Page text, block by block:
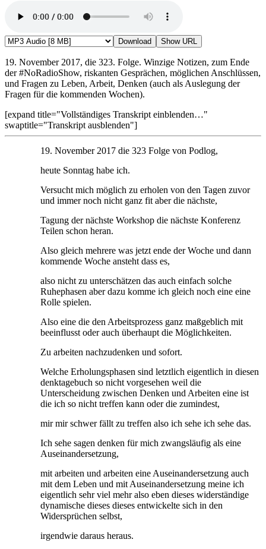
Download Show URL
19. November 2017, die 323. Folge. Winzige Notizen, zum Ende
der #NoRadioShow, riskanten Gesprächen, möglichen Anschlüssen,
und Fragen zu Leben, Arbeit, Denken (auch als Auslegung der
Fragen für die kommenden Wochen).
[expand title="Vollständiges Transkript einblenden…"
swaptitle="Transkript ausblenden"]
19. November 2017 die 323 Folge von Podlog,
heute Sonntag habe ich.
Versucht mich möglich zu erholen von den Tagen zuvor
und immer noch nicht ganz fit aber die nächste,
Tagung der nächste Workshop die nächste Konferenz
Teilen schon heran.
Also gleich mehrere was jetzt ende der Woche und dann
kommende Woche ansteht dass es,
also nicht zu unterschätzen das auch einfach solche
Ruhephasen aber dazu komme ich gleich noch eine eine
Rolle spielen.
Also eine die den Arbeitsprozess ganz maßgeblich mit
beeinflusst oder auch überhaupt die Möglichkeiten.
Zu arbeiten nachzudenken und sofort.
Welche Erholungsphasen sind letztlich eigentlich in diesen
denktagebuch so nicht vorgesehen weil die
Unterscheidung zwischen Denken und Arbeiten eine ist
die ich so nicht treffen kann oder die zumindest,
mir mir schwer fällt zu treffen also ich sehe ich sehe das.
Ich sehe sagen denken für mich zwangsläufig als eine
Auseinandersetzung,
mit arbeiten und arbeiten eine Auseinandersetzung auch
mit dem Leben und mit Auseinandersetzung meine ich
eigentlich sehr viel mehr also eben dieses widerständige
dynamische dieses dieses entwickelte sich in den
Widersprüchen selbst,
irgendwie daraus heraus.